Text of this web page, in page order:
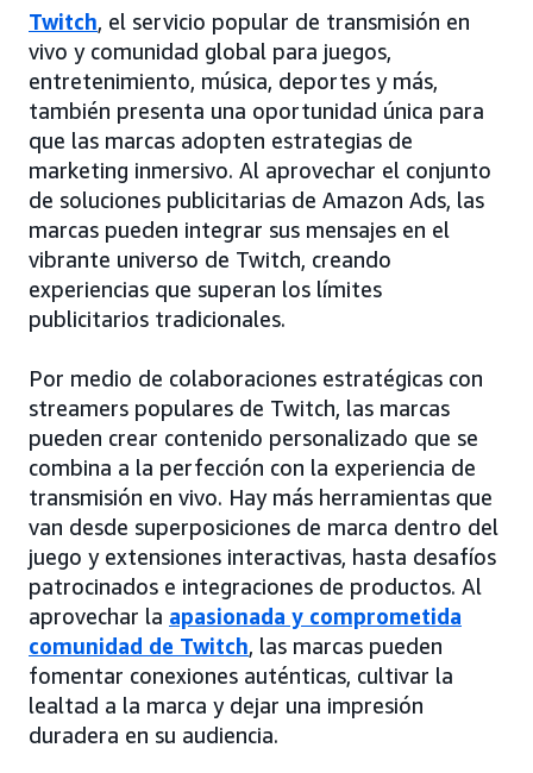
Twitch, el servicio popular de transmisión en
vivo y comunidad global para juegos,
entretenimiento, música, deportes y más,
también presenta una oportunidad única para
que las marcas adopten estrategias de
marketing inmersivo. Al aprovechar el conjunto
de soluciones publicitarias de Amazon Ads, las
marcas pueden integrar sus mensajes en el
vibrante universo de Twitch, creando
experiencias que superan los límites
publicitarios tradicionales.
Por medio de colaboraciones estratégicas con
streamers populares de Twitch, las marcas
pueden crear contenido personalizado que se
combina a la perfección con la experiencia de
transmisión en vivo. Hay más herramientas que
van desde superposiciones de marca dentro del
juego y extensiones interactivas, hasta desafíos
patrocinados e integraciones de productos. Al
aprovechar la apasionada y comprometida
comunidad de Twitch, las marcas pueden
fomentar conexiones auténticas, cultivar la
lealtad a la marca y dejar una impresión
duradera en su audiencia.